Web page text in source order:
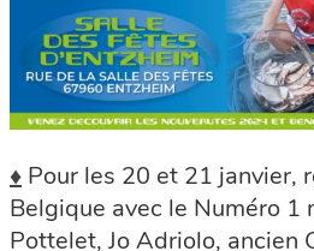
♦ Pour les 20 et 21 janvier,
Belgique avec le Numéro 1
Pottelet, Jo Adriolo, ancien